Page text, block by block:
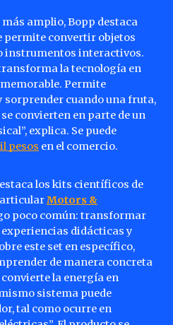
amplio, Bopp destaca
permite convertir objetos
instrumentos interactivos.
la tecnología en
Permite
cuando una fruta,
convierten en parte de un
explica. Se puede
pesos en el comercio.
los kits científicos de
Motors &
poco común: transformar
didácticas y
este set en específico,
de manera concreta
la energía en
sistema puede
tal como ocurre en